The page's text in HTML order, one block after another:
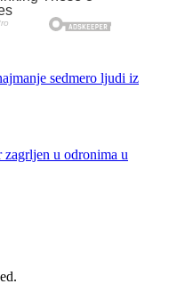
sedmero ljudi iz
zagrljen u odronima u